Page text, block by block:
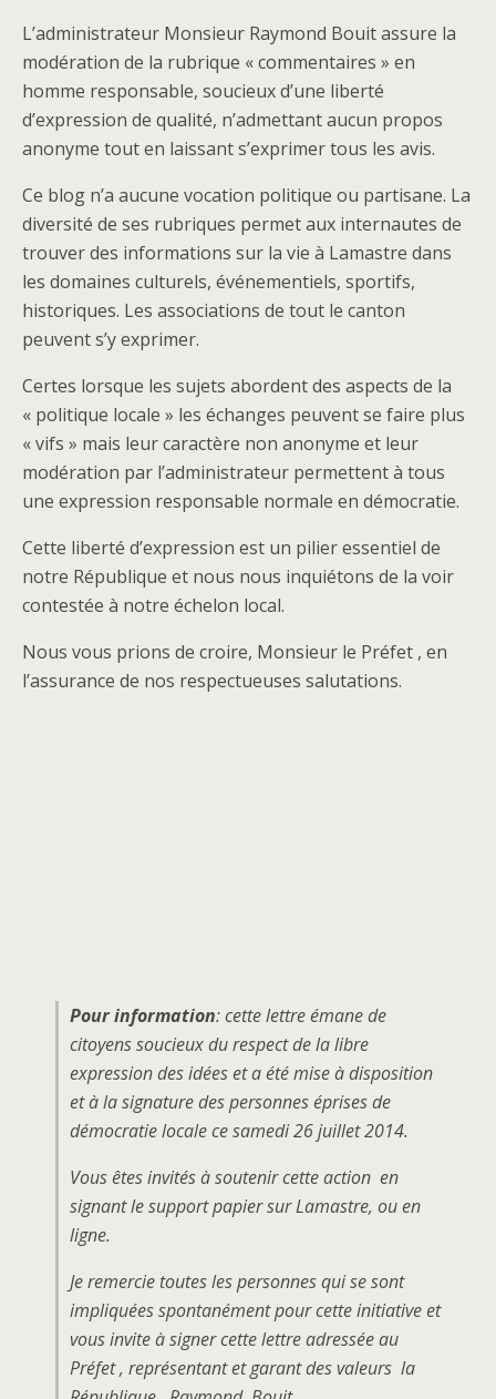
L’administrateur Monsieur Raymond Bouit assure la
modération de la rubrique « commentaires » en
homme responsable, soucieux d’une liberté
d’expression de qualité, n’admettant aucun propos
anonyme tout en laissant s’exprimer tous les avis.
Ce blog n’a aucune vocation politique ou partisane. La
diversité de ses rubriques permet aux internautes de
trouver des informations sur la vie à Lamastre dans
les domaines culturels, événementiels, sportifs,
historiques. Les associations de tout le canton
peuvent s’y exprimer.
Certes lorsque les sujets abordent des aspects de la
« politique locale » les échanges peuvent se faire plus
« vifs » mais leur caractère non anonyme et leur
modération par l’administrateur permettent à tous
une expression responsable normale en démocratie.
Cette liberté d’expression est un pilier essentiel de
notre République et nous nous inquiétons de la voir
contestée à notre échelon local.
Nous vous prions de croire, Monsieur le Préfet , en
l’assurance de nos respectueuses salutations.
Pour information: cette lettre émane de
citoyens soucieux du respect de la libre
expression des idées et a été mise à disposition
et à la signature des personnes éprises de
démocratie locale ce samedi 26 juillet 2014.
Vous êtes invités à soutenir cette action en
signant le support papier sur Lamastre, ou en
ligne.
Je remercie toutes les personnes qui se sont
impliquées spontanément pour cette initiative et
vous invite à signer cette lettre adressée au
Préfet , représentant et garant des valeurs la